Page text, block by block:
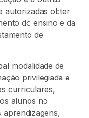
autorizadas obter
do ensino e da
de
modalidade de
privilegiada e
curriculares,
alunos no
aprendizagens,